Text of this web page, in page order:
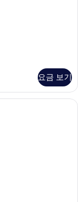
요금 보기
작업 공간, 다리미/다리